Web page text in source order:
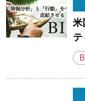
米
テ
BI